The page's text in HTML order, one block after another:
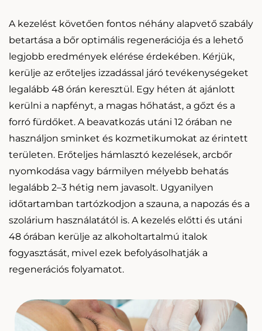
A kezelést követően fontos néhány alapvető szabály
betartása a bőr optimális regenerációja és a lehető
legjobb eredmények elérése érdekében. Kérjük,
kerülje az erőteljes izzadással járó tevékenységeket
legalább 48 órán keresztül. Egy héten át ajánlott
kerülni a napfényt, a magas hőhatást, a gőzt és a
forró fürdőket. A beavatkozás utáni 12 órában ne
használjon sminket és kozmetikumokat az érintett
területen. Erőteljes hámlasztó kezelések, arcbőr
nyomkodása vagy bármilyen mélyebb behatás
legalább 2–3 hétig nem javasolt. Ugyanilyen
időtartamban tartózkodjon a szauna, a napozás és a
szolárium használatától is. A kezelés előtti és utáni
48 órában kerülje az alkoholtartalmú italok
fogyasztását, mivel ezek befolyásolhatják a
regenerációs folyamatot.